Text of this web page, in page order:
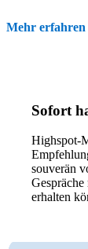
Mehr erfahren
Sofort
Highspot-
souverän
erhalten